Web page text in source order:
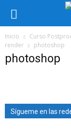
Inicio
Curso
render
photoshop
photoshop
Sígueme en las